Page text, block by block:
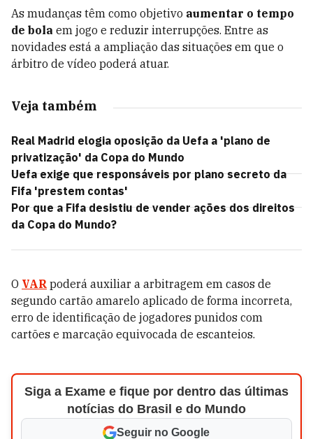
As mudanças têm como objetivo aumentar o tempo
de bola em jogo e reduzir interrupções. Entre as
novidades está a ampliação das situações em que o
árbitro de vídeo poderá atuar.
Veja também
Real Madrid elogia oposição da Uefa a 'plano de
privatização' da Copa do Mundo
Uefa exige que responsáveis por plano secreto da
Fifa 'prestem contas'
Por que a Fifa desistiu de vender ações dos direitos
da Copa do Mundo?
O VAR poderá auxiliar a arbitragem em casos de
segundo cartão amarelo aplicado de forma incorreta,
erro de identificação de jogadores punidos com
cartões e marcação equivocada de escanteios.
Siga a Exame e fique por dentro das últimas
notícias do Brasil e do Mundo
Seguir no Google